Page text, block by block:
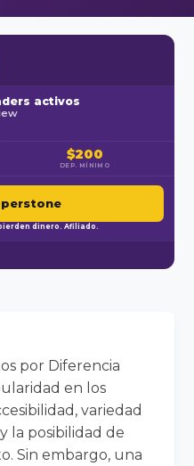
activos
$200
DEP. MÍNIMO
dinero. Afiliado.
por Diferencia
en los
variedad
la posibilidad de
Sin embargo, una